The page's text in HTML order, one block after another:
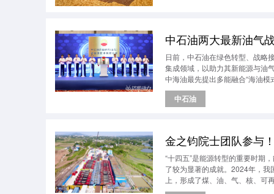
中石油两大最新油气
日前，中石油在绿色转型、战略
集成领域，以助力其新能源与油
中海油最先提出多能融合“海油
展、战略接替大计再进一步。
中石油
金之钧院士团队参与
“十四五”是能源转型的重要时期
了较为显著的成就。2024年，
上，形成了煤、油、气、核、
了经济和社会稳定发展。“十五